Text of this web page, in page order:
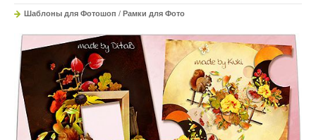
Шаблоны для Фотошоп / Рамки для Фото